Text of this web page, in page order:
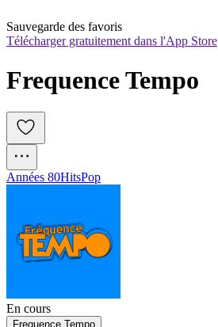
Sauvegarde des favoris
Télécharger gratuitement dans l'App Store
Frequence Tempo
Années 80HitsPop
En cours
Frequence Tempo